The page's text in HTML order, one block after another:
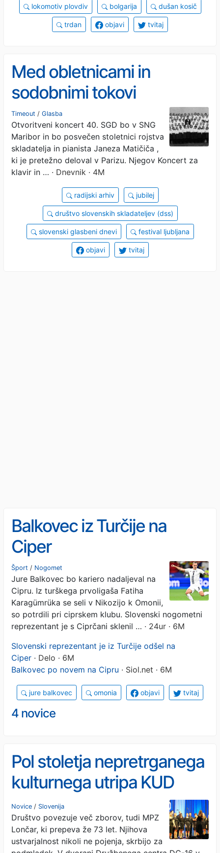
lokomotiv plovdiv bolgarija dušan kosič
trdan objavi tvitaj
Med obletnicami in
sodobnimi tokovi
Timeout / Glasba
Otvoritveni koncert 40. SGD bo v SNG
Maribor in bo posvečen stoletnici rojstva
skladatelja in pianista Janeza Matičiča ,
ki je pretežno deloval v Parizu. Njegov Koncert za
klavir in … · Dnevnik · 4M
radijski arhiv jubilej
društvo slovenskih skladateljev (dss)
slovenski glasbeni dnevi festival ljubljana
objavi tvitaj
Balkovec iz Turčije na
Ciper
Šport / Nogomet
Jure Balkovec bo kariero nadaljeval na
Cipru. Iz turškega prvoligaša Fatiha
Karagümrüka se seli v Nikozijo k Omonii,
so potrdili pri ciprskem klubu. Slovenski nogometni
reprezentant je s Ciprčani sklenil … · 24ur · 6M
Slovenski reprezentant je iz Turčije odšel na
Ciper · Delo · 6M
Balkovec po novem na Cipru · Siol.net · 6M
jure balkovec omonia objavi tvitaj
4 novice
Pol stoletja nepretrganega
kulturnega utripa KUD
France Zbašnik (FOTO)
Novice / Slovenija
Društvo povezuje več zborov, tudi MPZ
Lončar, ki prepeva že 73 let. Njihova
ustvarjalnost nikoli ne pojenja, skrbijo za